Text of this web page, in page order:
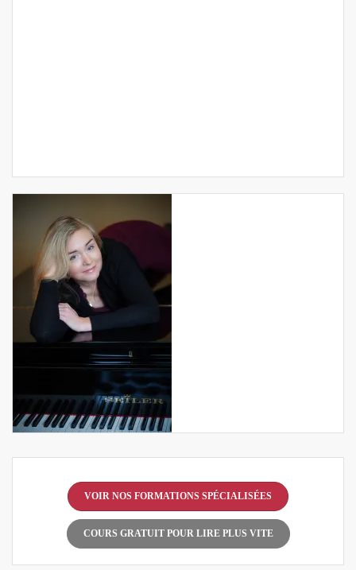
VOIR NOS FORMATIONS SPÉCIALISÉES
COURS GRATUIT POUR LIRE PLUS VITE